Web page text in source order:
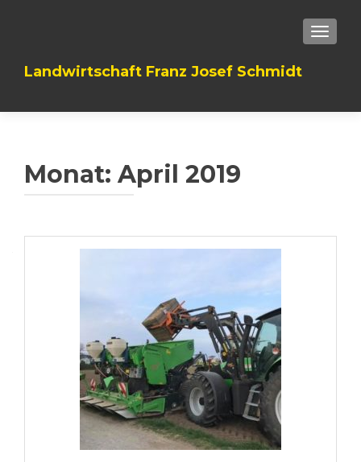
Landwirtschaft Franz Josef Schmidt
Monat: April 2019